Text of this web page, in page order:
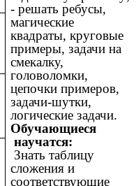
- решать ребусы,
магические
квадраты, круговые
примеры, задачи на
смекалку,
головоломки,
цепочки примеров,
задачи-шутки,
логические задачи.
Обучающиеся
научатся:
Знать таблицу
сложения и
соответствующие